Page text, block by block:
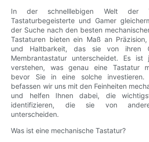
In der schnelllebigen Welt der
Tastaturbegeisterte und Gamer
der Suche nach den besten
Tastaturen bieten ein Maß an Präzision,
und Haltbarkeit, das sie von ihren
Membrantastatur unterscheidet. Es
verstehen, was genau eine Tastatur
bevor Sie in eine solche investieren.
befassen wir uns mit den Feinheiten
und helfen Ihnen dabei, die
identifizieren, die sie von
unterscheiden.
Was ist eine mechanische Tastatur?